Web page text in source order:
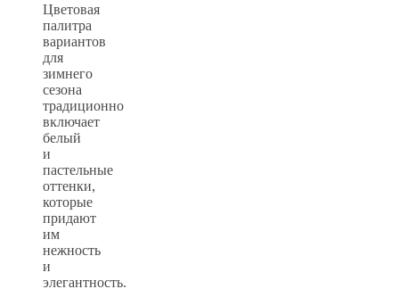
Цветовая
палитра
вариантов
для
зимнего
сезона
традиционно
включает
белый
и
пастельные
оттенки,
которые
придают
им
нежность
и
элегантность.